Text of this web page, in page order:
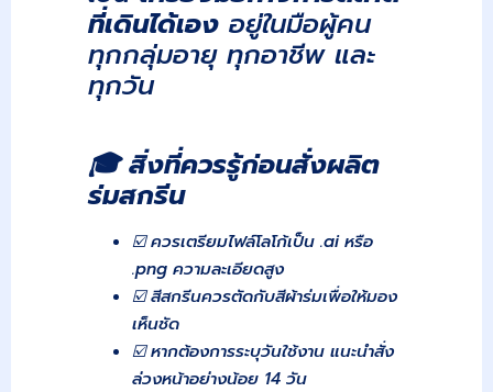
ที่เดินได้เอง อยู่ในมือผู้คน
ทุกกลุ่มอายุ ทุกอาชีพ และ
ทุกวัน
🎓สิ่งที่ควรรู้ก่อนสั่งผลิต
ร่มสกรีน
☑️ ควรเตรียมไฟล์โลโก้เป็น .ai หรือ
.png ความละเอียดสูง
☑️ สีสกรีนควรตัดกับสีผ้าร่มเพื่อให้มอง
เห็นชัด
☑️ หากต้องการระบุวันใช้งาน แนะนำสั่ง
ล่วงหน้าอย่างน้อย 14 วัน